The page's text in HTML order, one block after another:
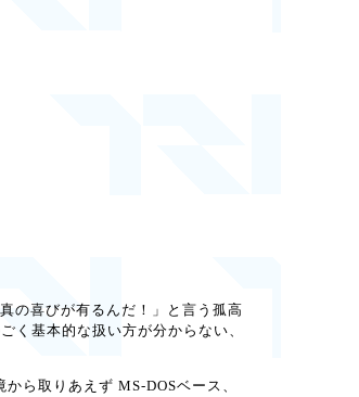
の喜びが有るんだ！」と言う孤高
く基本的な扱い方が分からない、
ら取りあえず MS-DOSベース、